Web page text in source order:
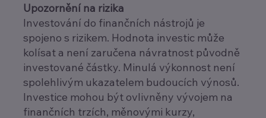
Upozornění na rizika
Investování do finančních nástrojů je
spojeno s rizikem. Hodnota investic může
kolísat a není zaručena návratnost původně
investované částky. Minulá výkonnost není
spolehlivým ukazatelem budoucích výnosů.
Investice mohou být ovlivněny vývojem na
finančních trzích, měnovými kurzy,